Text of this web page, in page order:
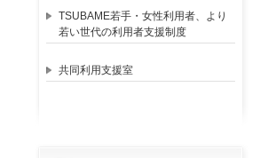
TSUBAME若手・女性利用者、より
若い世代の利用者支援制度
共同利用支援室